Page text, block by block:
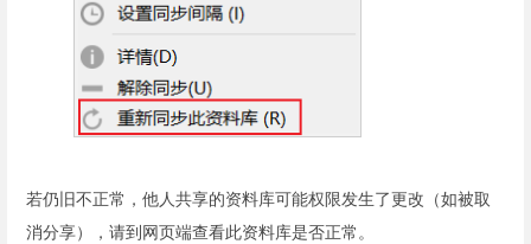
若仍旧不正常，他人共享的资料库可能权限发生了更改（如被取
消分享），请到网页端查看此资料库是否正常。